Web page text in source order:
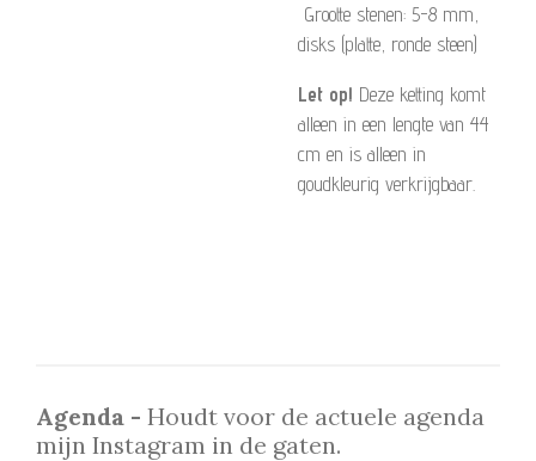
Grootte stenen: 5-8 mm,
disks (platte, ronde steen)
Let op! Deze ketting komt
alleen in een lengte van 44
cm en is alleen in
goudkleurig verkrijgbaar.
Agenda - Houdt voor de actuele agenda
mijn Instagram in de gaten.